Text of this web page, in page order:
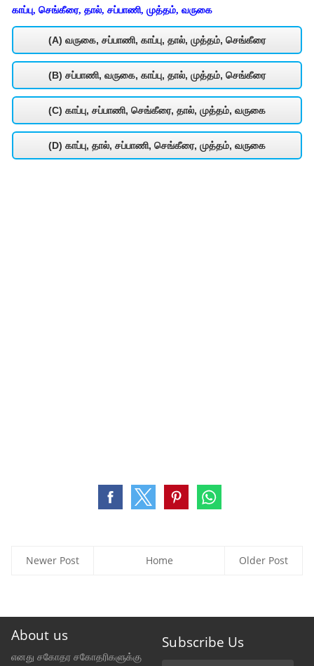
காப்பு, செங்கீரை, தால், சப்பாணி, முத்தம், வருகை
(A) வருகை, சப்பாணி, காப்பு, தால், முத்தம், செங்கீரை
(B) சப்பாணி, வருகை, காப்பு, தால், முத்தம், செங்கீரை
(C) காப்பு, சப்பாணி, செங்கீரை, தால், முத்தம், வருகை
(D) காப்பு, தால், சப்பாணி, செங்கீரை, முத்தம், வருகை
Newer Post Older Post
Home
About us
எனது சகோதர சகோதரிகளுக்கு
Subscribe Us